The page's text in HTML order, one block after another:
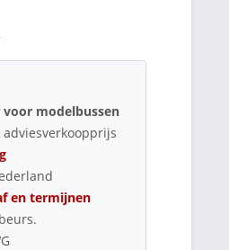
voor modelbussen
adviesverkoopprijs
en termijnen